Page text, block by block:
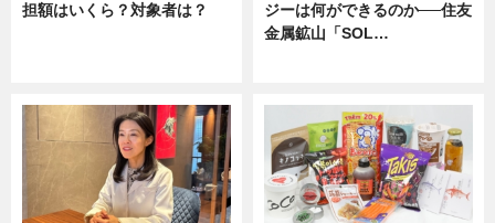
担額はいくら？対象者は？
ジーは何ができるのか──住友
金属鉱山「SOL…